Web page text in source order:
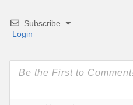
Subscribe
Login